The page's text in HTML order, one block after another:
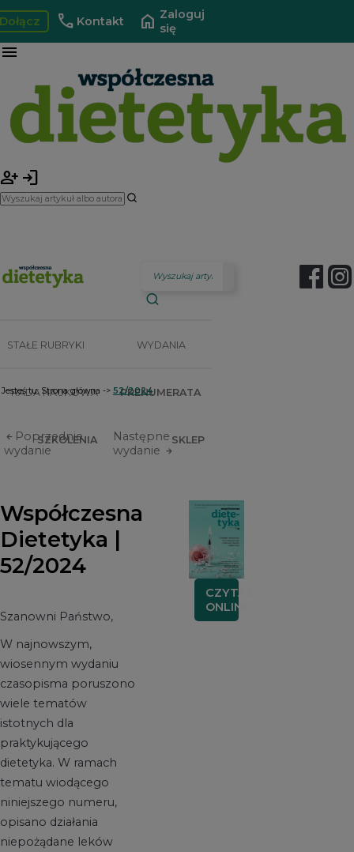
call Kontakt home Zaloguj
się
menu
person_add login
STAŁE RUBRYKI WYDANIA
RADA NAUKOWA PRENUMERATA
SZKOLENIA SKLEP
Jesteś tu: Strona główna -> 52/2024
Poprzednie
wydanie
Następne
wydanie
Współczesna
Dietetyka |
52/2024
Szanowni Państwo,
W najnowszym,
wiosennym wydaniu
czasopisma poruszono
wiele tematów
istotnych dla
praktykującego
dietetyka. W ramach
tematu wiodącego
niniejszego numeru,
opisano działania
niepożądane leków
CZYTAJ
ONLINE